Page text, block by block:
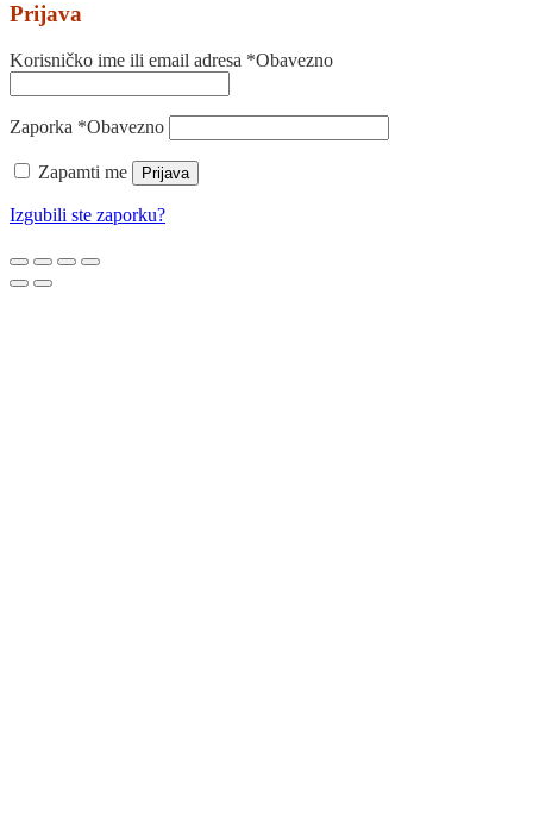
Prijava
Korisničko ime ili email adresa *Obavezno
Zaporka *Obavezno
Zapamti me Prijava
Izgubili ste zaporku?